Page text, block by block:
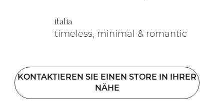
italia
timeless, minimal & romantic
KONTAKTIEREN SIE EINEN STORE IN IHRER
NÄHE